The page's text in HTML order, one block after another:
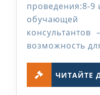
проведения:8-9
консультантов
возможность
ЧИТАЙТЕ